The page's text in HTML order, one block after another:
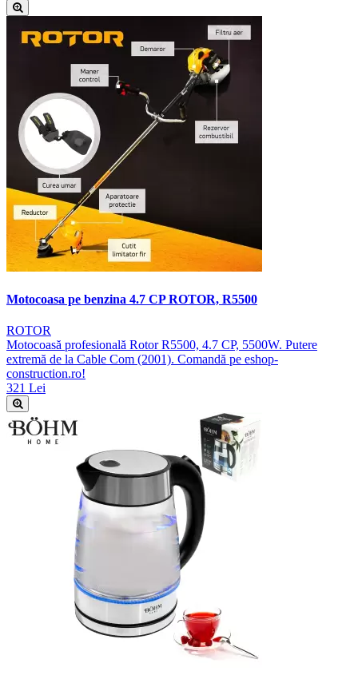
Motocoasa pe benzina 4.7 CP ROTOR, R5500
ROTOR
Motocoasă profesională Rotor R5500, 4.7 CP, 5500W. Putere
extremă de la Cable Com (2001). Comandă pe eshop-
construction.ro!
321 Lei